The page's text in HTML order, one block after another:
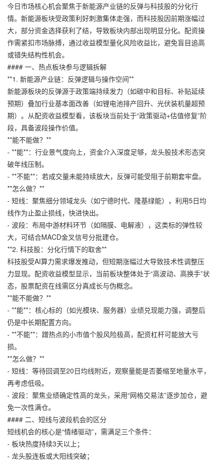
今日市场核心机会聚焦于新能源产业链的反弹与科技股的分化行
情。新能源板块受政策利好刺激集体走强，而科技股因前期涨幅过
大，部分资金选择获利了结，导致板块内部出现明显分化。配资操
作需紧扣市场脉搏，通过收益模型量化风险收益比，避免盲目追高
或错失结构性机会。
#### 一、热点板块参与逻辑拆解
**1. 新能源产业链：反弹逻辑与操作空间**
新能源板块的反弹源于政策端持续发力（如碳中和目标、补贴延续
预期）叠加行业基本面改善（如锂电池排产回升、光伏装机量超预
期）。从配资收益模型看，该板块当前处于“政策驱动+估值修复”阶
段，具备波段操作价值。
**能不能做？**
- **能**：行业景气度向上，资金介入深度足够，龙头股技术形态突
破年线压制。
- **不能**：若成交量未能持续放大，反弹可能受阻于前期套牢盘。
**怎么做？**
- 短线：聚焦细分领域龙头（如宁德时代、隆基绿能），利用5日均
线作为止盈止损线，快进快出。
- 波段：布局中游材料环节（如隔膜、电解液），这类标的弹性较
大，可结合MACD金叉信号分批建仓。
**2. 科技股：分化行情下的取舍**
科技股受AI算力需求爆发推动，但短期涨幅过大导致技术性调整压
力显现。配资收益模型显示，当前板块整体处于“高波动、高换手”状
态， 股票配资在线需区分真成长与伪概念。
**能不能做？**
- **能**：核心标的（如光模块、服务器）业绩兑现能力强，调整后
仍是中长期配置方向。
- **不能**：蹭热点的小市值个股风险极高，配资杠杆可能放大亏
损。
**怎么做？**
- 短线：等待回调至20日均线附近，观察量能是否萎缩至地量水平，
再考虑低吸。
- 波段：聚焦业绩确定性高的龙头，采用“网格交易法”逐步加仓，避
免一次性满仓。
#### 二、短线与波段机会的区分
短线机会的核心是“情绪驱动”，需满足三个条件：
- 板块热度持续3天以上；
- 龙头股连板或大阳线突破；